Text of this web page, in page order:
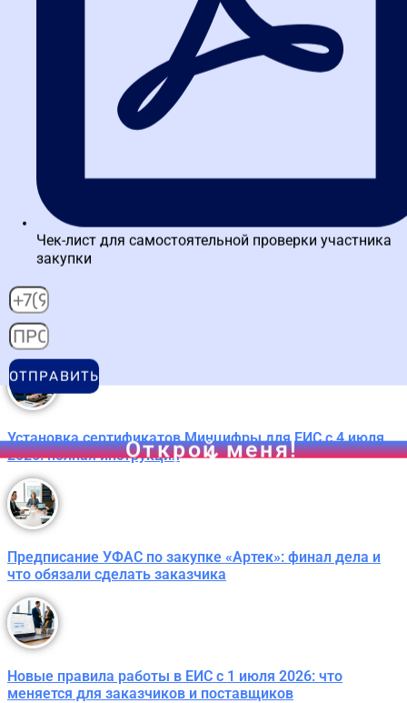
Бесплатный вебинар 17 июля: изменения в закупках с 1
Обзор новостей госзакупок: ключевые события с 29
июня по 5 июля 2026
Контракты с единственным поставщиком по 44-ФЗ с 1
июля 2026: новый порядок включения в реестр
Установка сертификатов Минцифры для ЕИС с 4 июля
2026: полная инструкция
Предписание УФАС по закупке «Артек»: финал дела и
что обязали сделать заказчика
Новые правила работы в ЕИС с 1 июля 2026: что
меняется для заказчиков и поставщиков
Чек-лист для самостоятельной проверки участника
закупки
ОТПРАВИТЬ
Открой меня!